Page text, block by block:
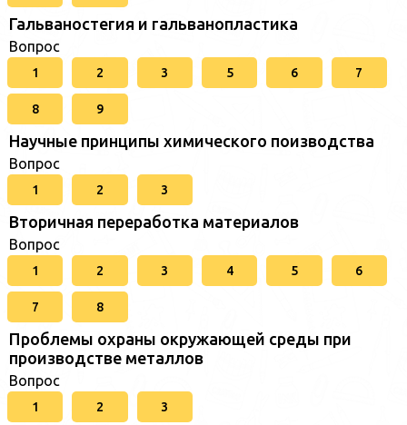
Гальваностегия и гальванопластика
Вопрос
1 2 3 5 6 7
8 9
Научные принципы химического поизводства
Вопрос
1 2 3
Вторичная переработка материалов
Вопрос
1 2 3 4 5 6
7 8
Проблемы охраны окружающей среды при
производстве металлов
Вопрос
1 2 3